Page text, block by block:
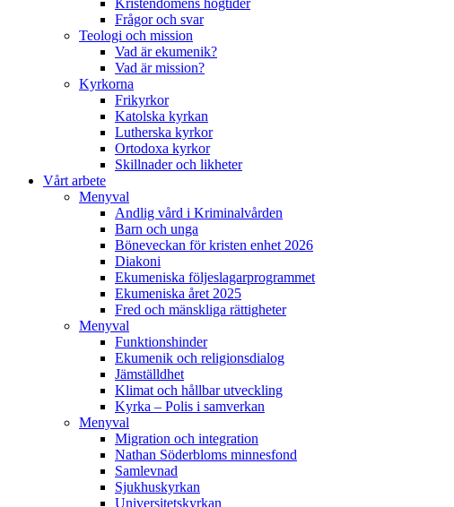
Frågor och svar
Teologi och mission
Vad är ekumenik?
Vad är mission?
Kyrkorna
Frikyrkor
Katolska kyrkan
Lutherska kyrkor
Ortodoxa kyrkor
Skillnader och likheter
Vårt arbete
Menyval
Andlig vård i Kriminalvården
Barn och unga
Böneveckan för kristen enhet 2026
Diakoni
Ekumeniska följeslagarprogrammet
Ekumeniska året 2025
Fred och mänskliga rättigheter
Menyval
Funktionshinder
Ekumenik och religionsdialog
Jämställdhet
Klimat och hållbar utveckling
Kyrka – Polis i samverkan
Menyval
Migration och integration
Nathan Söderbloms minnesfond
Samlevnad
Sjukhuskyrkan
Universitetskyrkan